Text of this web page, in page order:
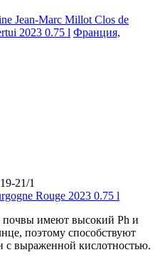
Jean-Marc Millot Clos de
2023 0.75 l Франция,
21/1
почвы имеют высокий Ph и
поэтому способствуют
с выраженной кислотностью.